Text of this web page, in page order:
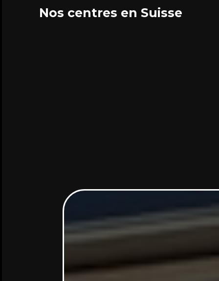
Nos centres en Suisse